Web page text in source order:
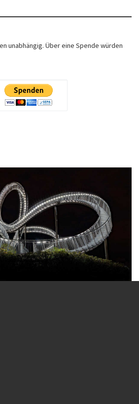
unabhängig. Über eine Spende würden